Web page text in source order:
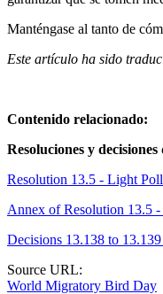
Manténgase al tanto de
Este artículo ha sido
Contenido relacionado:
Resoluciones y
Resolution 13.5 - Light
Annex of Resolution 13.5
Decisions 13.138 to
Source URL:
World Migratory Bird Day